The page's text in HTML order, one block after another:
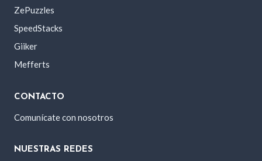
ZePuzzles
SpeedStacks
Giiker
Mefferts
CONTACTO
Comunícate con nosotros
NUESTRAS REDES